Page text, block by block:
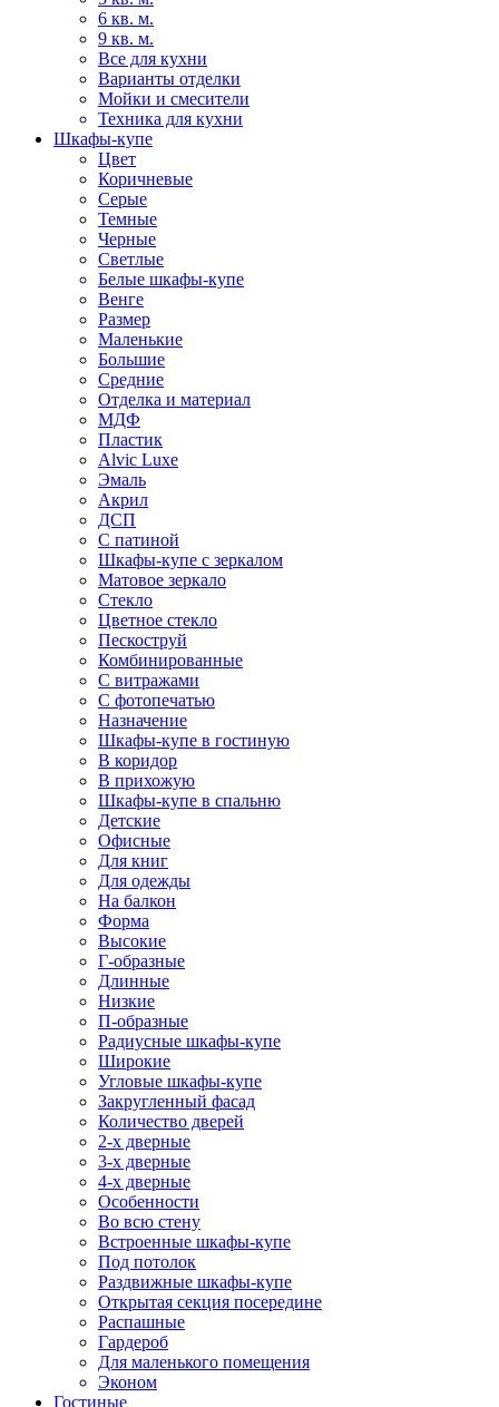
6 кв. м.
9 кв. м.
Все для кухни
Варианты отделки
Мойки и смесители
Техника для кухни
Шкафы-купе
Цвет
Коричневые
Серые
Темные
Черные
Светлые
Белые шкафы-купе
Венге
Размер
Маленькие
Большие
Средние
Отделка и материал
МДФ
Пластик
Alvic Luxe
Эмаль
Акрил
ДСП
С патиной
Шкафы-купе с зеркалом
Матовое зеркало
Стекло
Цветное стекло
Пескоструй
Комбинированные
С витражами
С фотопечатью
Назначение
Шкафы-купе в гостиную
В коридор
В прихожую
Шкафы-купе в спальню
Детские
Офисные
Для книг
Для одежды
На балкон
Форма
Высокие
Г-образные
Длинные
Низкие
П-образные
Радиусные шкафы-купе
Широкие
Угловые шкафы-купе
Закругленный фасад
Количество дверей
2-х дверные
3-х дверные
4-х дверные
Особенности
Во всю стену
Встроенные шкафы-купе
Под потолок
Раздвижные шкафы-купе
Открытая секция посередине
Распашные
Гардероб
Для маленького помещения
Эконом
Гостиные